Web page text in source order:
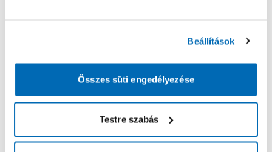
Beállítások
Összes süti engedélyezése
Testre szabás